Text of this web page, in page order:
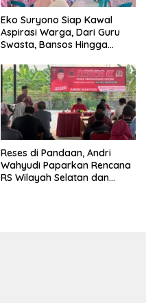
Eko Suryono Siap Kawal
Aspirasi Warga, Dari Guru
Swasta, Bansos Hingga
Reses di Pandaan, Andri
Wahyudi Paparkan Rencana
RS Wilayah Selatan dan